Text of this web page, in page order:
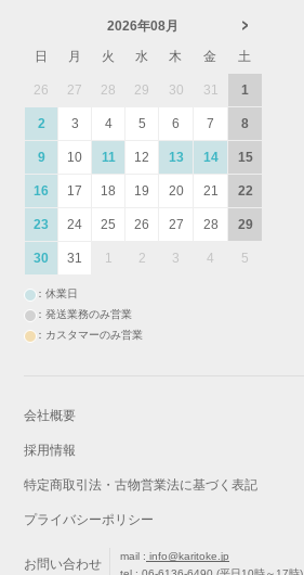
2026年08月
日
月 火 水 木 金 土
26 27 28 29 30 31 1
2 3 4 5 6 7 8
9 10 11 12 13 14 15
16 17 18 19 20 21 22
23 24 25 26 27 28 29
30 31 1 2 3 4 5
：休業日
：発送業務のみ営業
：カスタマーのみ営業
会社概要
採用情報
特定商取引法・古物営業法に基づく表記
プライバシーポリシー
お問い合わせ
mail : info@karitoke.jp